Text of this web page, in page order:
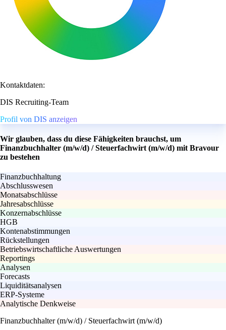
Kontaktdaten:
DIS Recruiting-Team
Profil von DIS anzeigen
Wir glauben, dass du diese Fähigkeiten brauchst, um
Finanzbuchhalter (m/w/d) / Steuerfachwirt (m/w/d) mit Bravour
zu bestehen
Finanzbuchhaltung
Abschlusswesen
Monatsabschlüsse
Jahresabschlüsse
Konzernabschlüsse
HGB
Kontenabstimmungen
Rückstellungen
Betriebswirtschaftliche Auswertungen
Reportings
Analysen
Forecasts
Liquiditätsanalysen
ERP-Systeme
Analytische Denkweise
Finanzbuchhalter (m/w/d) / Steuerfachwirt (m/w/d)